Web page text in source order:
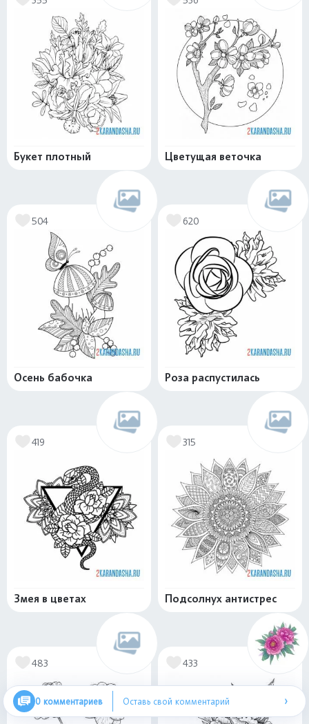
Букет плотный Цветущая веточка
504
Осень бабочка
620
Роза распустилась
419
Змея в цветах
315
Подсолнух антистрес
483 433
0 комментариев Оставь свой комментарий ›